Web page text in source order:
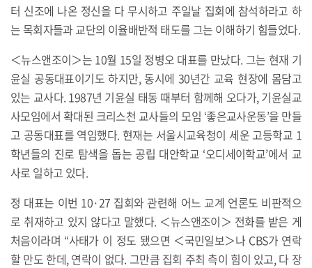
터 신조에 나온 정신을 다 무시하고 주일날 집회에 참석하라고 하
는 목회자들과 교단의 이율배반적 태도를 그는 이해하기 힘들었다.
＜뉴스앤조이＞는 10월 15일 정병오 대표를 만났다. 그는 현재 기
윤실 공동대표이기도 하지만, 동시에 30년간 교육 현장에 몸담고
있는 교사다. 1987년 기윤실 태동 때부터 함께해 오다가, 기윤실교
사모임에서 확대된 크리스천 교사들의 모임 ‘좋은교사운동’을 만들
고 공동대표를 역임했다. 현재는 서울시교육청이 세운 고등학교 1
학년들의 진로 탐색을 돕는 공립 대안학교 ‘오디세이학교’에서 교
사로 일하고 있다.
정 대표는 이번 10·27 집회와 관련해 어느 교계 언론도 비판적으
로 취재하고 있지 않다고 말했다. ＜뉴스앤조이＞ 전화를 받은 게
처음이라며 “사태가 이 정도 됐으면 ＜국민일보＞나 CBS가 연락
할 만도 한데, 연락이 없다. 그만큼 집회 주최 측이 힘이 있고, 다 장